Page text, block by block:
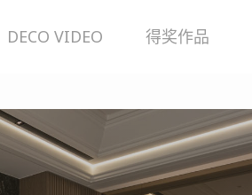
DECO VIDEO 得奖作品